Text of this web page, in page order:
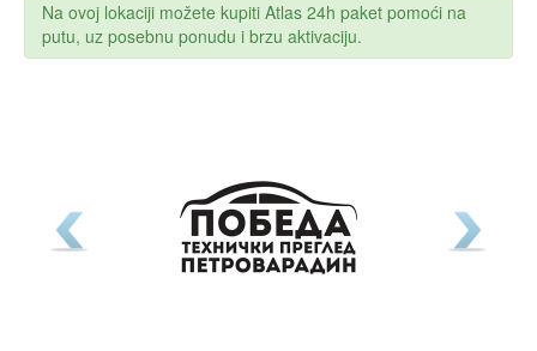
Na ovoj lokaciji možete kupiti Atlas 24h paket pomoći na
putu, uz posebnu ponudu i brzu aktivaciju.